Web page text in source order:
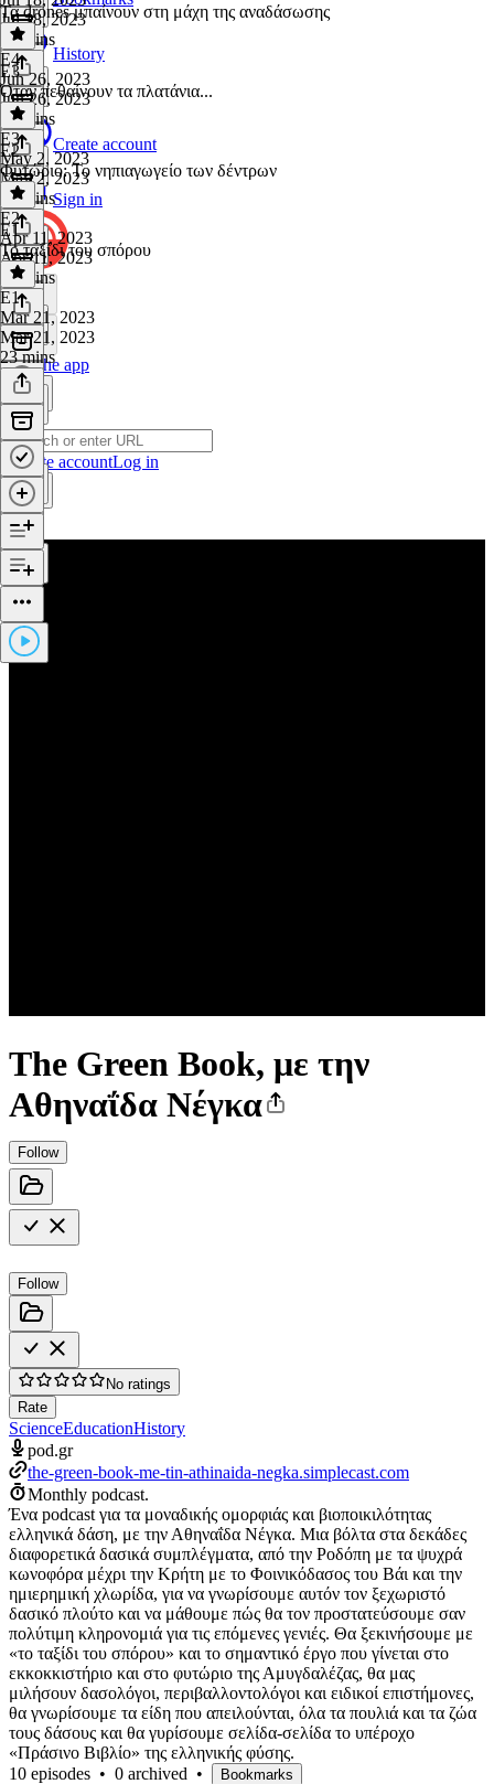
History
Create account
Sign in
Get the app
Create accountLog in
The Green Book, με την
Αθηναΐδα Νέγκα
Follow
Follow
No ratings
Rate
ScienceEducationHistory
pod.gr
the-green-book-me-tin-athinaida-negka.simplecast.com
Monthly podcast.
Ένα podcast για τα μοναδικής ομορφιάς και βιοποικιλότητας
ελληνικά δάση, με την Αθηναΐδα Νέγκα. Μια βόλτα στα δεκάδες
διαφορετικά δασικά συμπλέγματα, από την Ροδόπη με τα ψυχρά
κωνοφόρα μέχρι την Κρήτη με το Φοινικόδασος του Bάι και την
ημιερημική χλωρίδα, για να γνωρίσουμε αυτόν τον ξεχωριστό
δασικό πλούτο και να μάθουμε πώς θα τον προστατεύσουμε σαν
πολύτιμη κληρονομιά για τις επόμενες γενιές. Θα ξεκινήσουμε με
«το ταξίδι του σπόρου» και το σημαντικό έργο που γίνεται στο
εκκοκκιστήριο και στο φυτώριο της Αμυγδαλέζας, θα μας
μιλήσουν δασολόγοι, περιβαλλοντολόγοι και ειδικοί επιστήμονες,
θα γνωρίσουμε τα είδη που απειλούνται, όλα τα πουλιά και τα ζώα
τους δάσους και θα γυρίσουμε σελίδα-σελίδα το υπέροχο
«Πράσινο Βιβλίο» της ελληνικής φύσης.
10 episodes • 0 archived • Bookmarks
Jul 18, 2023
18 mins
Τα drones μπαίνουν στη μάχη της αναδάσωσης
E4·
Jun 26, 2023
Jun 26, 2023
17 mins
E3
Όταν πεθαίνουν τα πλατάνια...
E3·
May 2, 2023
May 2, 2023
21 mins
E2
Φυτώριο: Το νηπιαγωγείο των δέντρων
E2·
Apr 11, 2023
Apr 11, 2023
16 mins
E1
Το ταξίδι του σπόρου
E1·
Mar 21, 2023
Mar 21, 2023
23 mins